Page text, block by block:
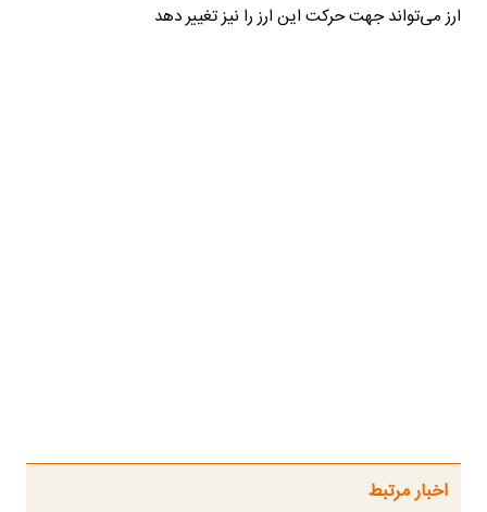
ارز می‌تواند جهت حرکت این ارز را نیز تغییر دهد
اخبار مرتبط